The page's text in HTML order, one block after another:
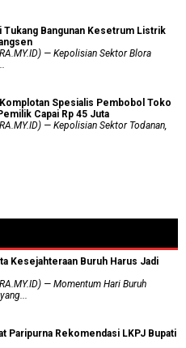
Tukang Bangunan Kesetrum Listrik
— Kepolisian Sektor Blora
Spesialis Pembobol Toko
Capai Rp 45 Juta
— Kepolisian Sektor Todanan,
Kesejahteraan Buruh Harus Jadi
— Momentum Hari Buruh
Paripurna Rekomendasi LKPJ Bupati